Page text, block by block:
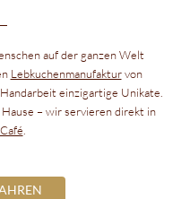
auf der ganzen Welt
Lebkuchenmanufakturvon
einzigartige Unikate.
– wir servieren direkt in
Café